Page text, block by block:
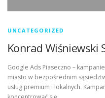
UNCATEGORIZED
Konrad Wiśniewski
Google Ads Piaseczno –
miasto w bezpośrednim
usług premium i lokalnych.